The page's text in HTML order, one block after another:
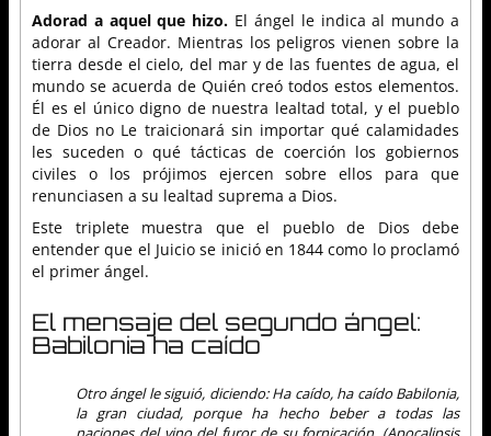
Adorad a aquel que hizo. El ángel le indica al mundo a
adorar al Creador. Mientras los peligros vienen sobre la
tierra desde el cielo, del mar y de las fuentes de agua, el
mundo se acuerda de Quién creó todos estos elementos.
Él es el único digno de nuestra lealtad total, y el pueblo
de Dios no Le traicionará sin importar qué calamidades
les suceden o qué tácticas de coerción los gobiernos
civiles o los prójimos ejercen sobre ellos para que
renunciasen a su lealtad suprema a Dios.
Este triplete muestra que el pueblo de Dios debe
entender que el Juicio se inició en 1844 como lo proclamó
el primer ángel.
El mensaje del segundo ángel:
Babilonia ha caído
Otro ángel le siguió, diciendo: Ha caído, ha caído Babilonia,
la gran ciudad, porque ha hecho beber a todas las